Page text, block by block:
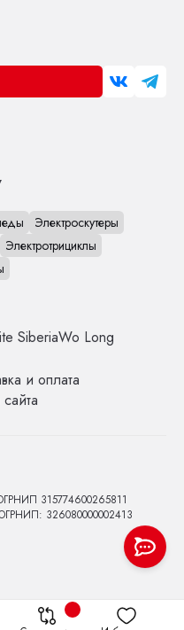
Электроскутеры
Электротрициклы
SiberiaWo Long
и оплата
315774600265811
326080000002413